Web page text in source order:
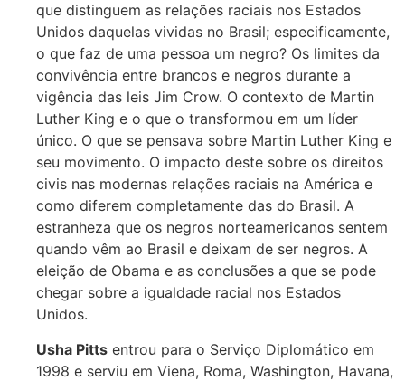
que distinguem as relações raciais nos Estados
Unidos daquelas vividas no Brasil; especificamente,
o que faz de uma pessoa um negro? Os limites da
convivência entre brancos e negros durante a
vigência das leis Jim Crow. O contexto de Martin
Luther King e o que o transformou em um líder
único. O que se pensava sobre Martin Luther King e
seu movimento. O impacto deste sobre os direitos
civis nas modernas relações raciais na América e
como diferem completamente das do Brasil. A
estranheza que os negros norteamericanos sentem
quando vêm ao Brasil e deixam de ser negros. A
eleição de Obama e as conclusões a que se pode
chegar sobre a igualdade racial nos Estados
Unidos.
Usha Pitts entrou para o Serviço Diplomático em
1998 e serviu em Viena, Roma, Washington, Havana,